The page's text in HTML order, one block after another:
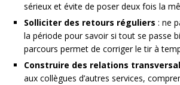
sérieux et évite de poser deux fois la
Solliciter des retours réguliers : ne
la période pour savoir si tout se passe
parcours permet de corriger le tir à
Construire des relations
aux collègues d’autres services,